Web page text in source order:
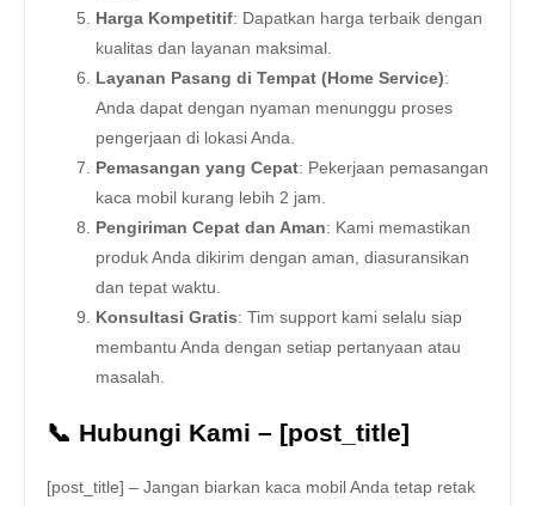
Harga Kompetitif: Dapatkan harga terbaik dengan
kualitas dan layanan maksimal.
Layanan Pasang di Tempat (Home Service):
Anda dapat dengan nyaman menunggu proses
pengerjaan di lokasi Anda.
Pemasangan yang Cepat: Pekerjaan pemasangan
kaca mobil kurang lebih 2 jam.
Pengiriman Cepat dan Aman: Kami memastikan
produk Anda dikirim dengan aman, diasuransikan
dan tepat waktu.
Konsultasi Gratis: Tim support kami selalu siap
membantu Anda dengan setiap pertanyaan atau
masalah.
📞 Hubungi Kami – [post_title]
[post_title] – Jangan biarkan kaca mobil Anda tetap retak